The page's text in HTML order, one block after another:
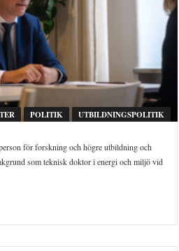
POLITIK UTBILDNINGSPOLITIK
för forskning och högre utbildning och
som teknisk doktor i energi och miljö vid